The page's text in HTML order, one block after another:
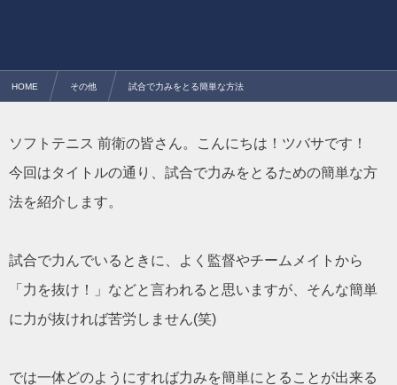
HOME その他 試合で力みをとる簡単な方法
ソフトテニス 前衛の皆さん。こんにちは！ツバサです！
今回はタイトルの通り、試合で力みをとるための簡単な方
法を紹介します。
試合で力んでいるときに、よく監督やチームメイトから
「力を抜け！」などと言われると思いますが、そんな簡単
に力が抜ければ苦労しません(笑)
では一体どのようにすれば力みを簡単にとることが出来る